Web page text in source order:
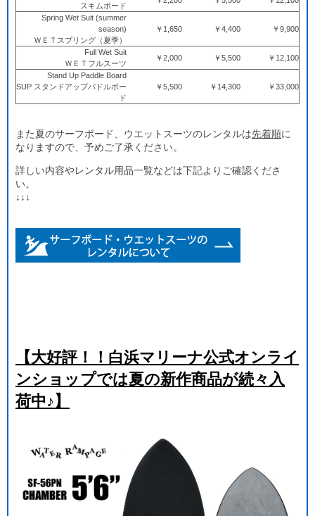
スキムボード
Spring Wet Suit (summer
season)
ＷＥＴスプリング（夏季）
￥1,650 ￥4,400 ￥9,900
Full Wet Suit
ＷＥＴフルスーツ
￥2,000 ￥5,500 ￥12,100
Stand Up Paddle Board
SUP スタンドアップパドルボー
ド
￥5,500 ￥14,300 ￥33,000
また夏のサーフボード、ウエットスーツのレンタルは先着順に
なりますので、予めご了承ください。
詳しい内容やレンタル用品一覧などは下記よりご確認くださ
い。
↓↓↓
【大好評！！白浜マリーナ公式オンライ
ンショップでは夏の新作商品が続々入
荷中♪】